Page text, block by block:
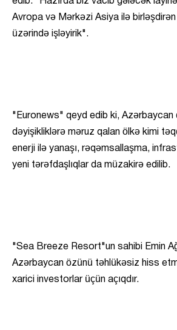
Avropa və Mərkəzi Asiya ilə
üzərində işləyirik".
"Euronews" qeyd edib ki, Azərbaycan
dəyişikliklərə məruz qalan ölkə kimi
enerji ilə yanaşı, rəqəmsallaşma,
yeni tərəfdaşlıqlar da müzakirə edilib.
"Sea Breeze Resort"un sahibi Emin
Azərbaycan özünü təhlükəsiz hiss
xarici investorlar üçün açıqdır.